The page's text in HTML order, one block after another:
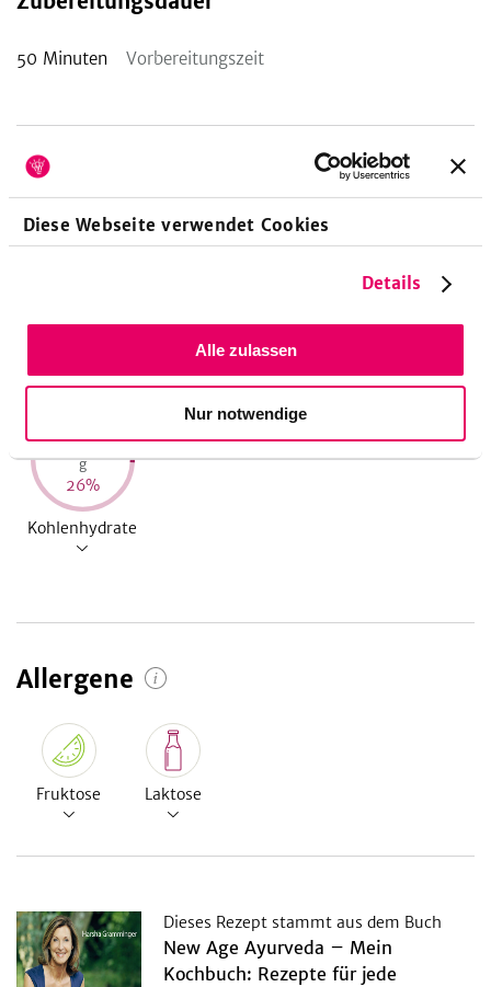
Diese Webseite verwendet Cookies
Details
Alle zulassen
Nur notwendige
50 Minuten Vorbereitungszeit
Nährwerte pro Portion
441 15
Eiweiß
12
68
g
26%
Kohlenhydrate
Allergene
Fruktose Laktose
Dieses Rezept stammt aus dem Buch
New Age Ayurveda – Mein
Kochbuch: Rezepte für jede